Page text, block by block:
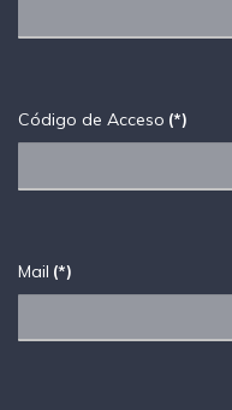
Código de Acceso (*)
Mail (*)